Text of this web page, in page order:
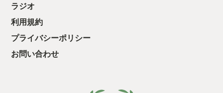
ラジオ
利用規約
プライバシーポリシー
お問い合わせ